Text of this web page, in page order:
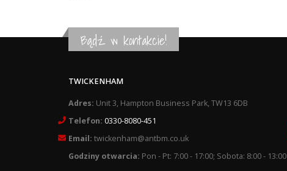
Bądź w kontakcie!
TWICKENHAM
Adres: Unit 3, Hampton Business Park, TW13 6DB
Telefon: 0330-8080-451
Email: twickenham@antbm.co.uk
Godziny otwarcia: Pon - Pt: 7:00 - 17:00; Sobota: 8:00 - 13:00